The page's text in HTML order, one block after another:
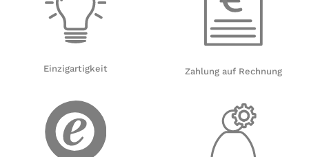
Einzigartigkeit Zahlung auf Rechnung